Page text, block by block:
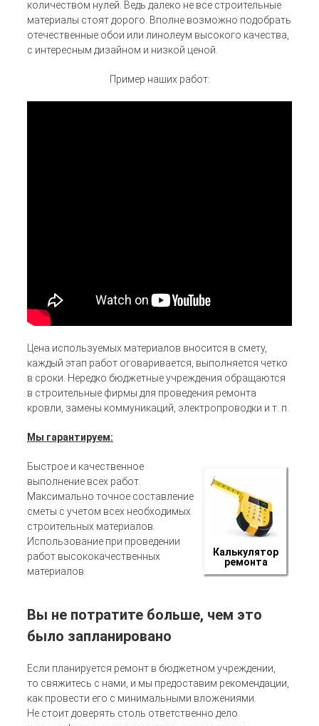
количеством нулей. Ведь далеко не все строительные
материалы стоят дорого. Вполне возможно подобрать
отечественные обои или линолеум высокого качества,
с интересным дизайном и низкой ценой.
Пример наших работ:
Цена используемых материалов вносится в смету,
каждый этап работ оговаривается, выполняется четко
в сроки. Нередко бюджетные учреждения обращаются
в строительные фирмы для проведения ремонта
кровли, замены коммуникаций, электропроводки и т. п.
Мы гарантируем:
Калькулятор
ремонта
Быстрое и качественное
выполнение всех работ.
Максимально точное составление
сметы с учетом всех необходимых
строительных материалов.
Использование при проведении
работ высококачественных
материалов.
Вы не потратите больше, чем это
было запланировано
Если планируется ремонт в бюджетном учреждении,
то свяжитесь с нами, и мы предоставим рекомендации,
как провести его с минимальными вложениями.
Не стоит доверять столь ответственно дело